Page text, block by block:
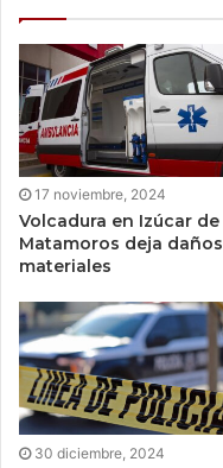
17 noviembre, 2024
Volcadura en Izúcar de
Matamoros deja daños
materiales
30 diciembre, 2024